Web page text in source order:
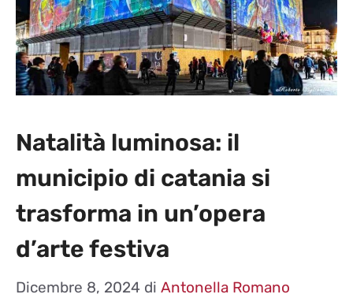
Natalità luminosa: il
municipio di catania si
trasforma in un’opera
d’arte festiva
Dicembre 8, 2024 di Antonella Romano